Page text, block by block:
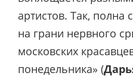
артистов. Так, полна
на грани нервного
московских
понедельника» (